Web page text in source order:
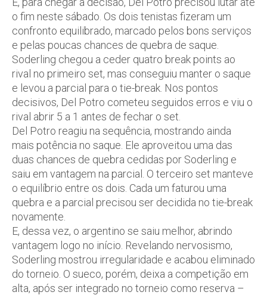
o fim neste sábado. Os dois tenistas fizeram um
confronto equilibrado, marcado pelos bons serviços
e pelas poucas chances de quebra de saque.
Soderling chegou a ceder quatro break points ao
rival no primeiro set, mas conseguiu manter o saque
e levou a parcial para o tie-break. Nos pontos
decisivos, Del Potro cometeu seguidos erros e viu o
rival abrir 5 a 1 antes de fechar o set.
Del Potro reagiu na sequência, mostrando ainda
mais potência no saque. Ele aproveitou uma das
duas chances de quebra cedidas por Soderling e
saiu em vantagem na parcial. O terceiro set manteve
o equilíbrio entre os dois. Cada um faturou uma
quebra e a parcial precisou ser decidida no tie-break
novamente.
E, dessa vez, o argentino se saiu melhor, abrindo
vantagem logo no início. Revelando nervosismo,
Soderling mostrou irregularidade e acabou eliminado
do torneio. O sueco, porém, deixa a competição em
alta, após ser integrado no torneio como reserva –